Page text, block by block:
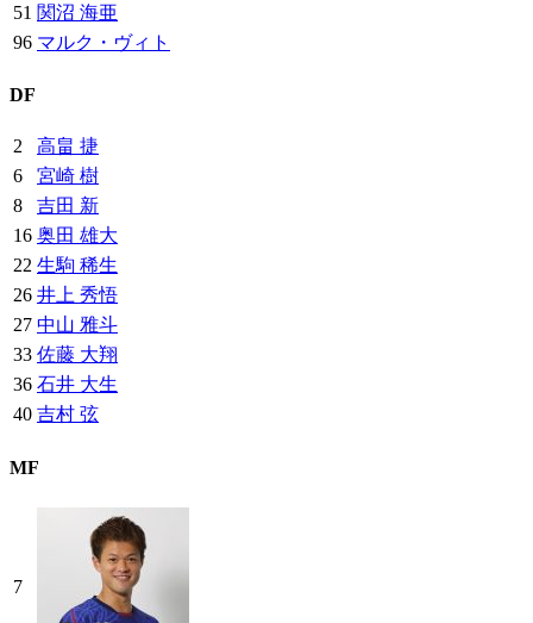
51 関沼 海亜
96 マルク・ヴィト
DF
2
高畠 捷
6
宮崎 樹
8
吉田 新
16 奥田 雄大
22 生駒 稀生
26 井上 秀悟
27 中山 雅斗
33 佐藤 大翔
36 石井 大生
40 吉村 弦
MF
7